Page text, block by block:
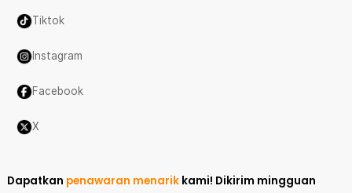
Tiktok
Instagram
Facebook
X
Dapatkan penawaran menarik kami! Dikirim mingguan